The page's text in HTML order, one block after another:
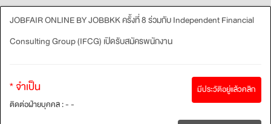
JOBFAIR ONLINE BY JOBBKK ครั้งที่ 8 ร่วมกับ Independent Financial
Consulting Group (IFCG) เปิดรับสมัครพนักงาน
* จำเป็น
ติดต่อฝ่ายบุคคล : - -
มีประวัติอยู่แล้วคลิก